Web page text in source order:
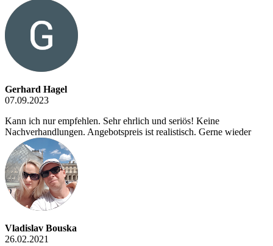
Gerhard Hagel
07.09.2023
Kann ich nur empfehlen. Sehr ehrlich und seriös! Keine
Nachverhandlungen. Angebotspreis ist realistisch. Gerne wieder
Vladislav Bouska
26.02.2021